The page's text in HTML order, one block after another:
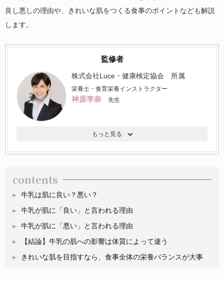
良し悪しの理由や、きれいな肌をつくる食事のポイントなども解説
します。
監修者
株式会社Luce・健康検定協会 所属
栄養士・食育栄養インストラクター
神原李奈 先生
contents
牛乳は肌に良い？悪い？
牛乳が肌に「良い」と言われる理由
牛乳が肌に「悪い」と言われる理由
【結論】牛乳の肌への影響は体質によって違う
きれいな肌を目指すなら、食事全体の栄養バランスが大事